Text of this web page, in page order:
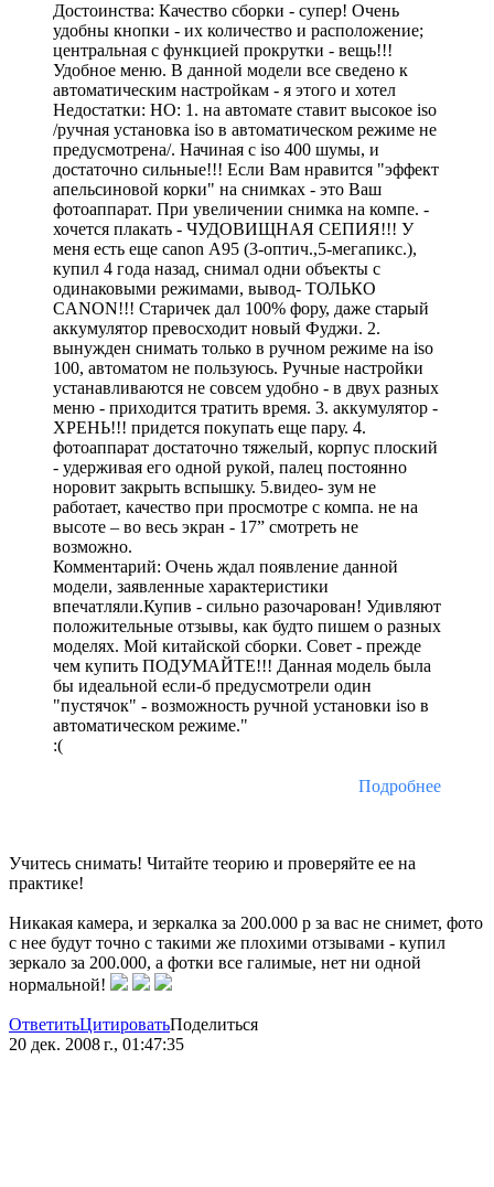
Достоинства: Качество сборки - супер! Очень
удобны кнопки - их количество и расположение;
центральная с функцией прокрутки - вещь!!!
Удобное меню. В данной модели все сведено к
автоматическим настройкам - я этого и хотел
Недостатки: НО: 1. на автомате ставит высокое iso
/ручная установка iso в автоматическом режиме не
предусмотрена/. Начиная с iso 400 шумы, и
достаточно сильные!!! Если Вам нравится "эффект
апельсиновой корки" на снимках - это Ваш
фотоаппарат. При увеличении снимка на компе. -
хочется плакать - ЧУДОВИЩНАЯ СЕПИЯ!!! У
меня есть еще саnon А95 (3-оптич.,5-мегапикс.),
купил 4 года назад, снимал одни объекты с
одинаковыми режимами, вывод- ТОЛЬКО
CANON!!! Старичек дал 100% фору, даже старый
аккумулятор превосходит новый Фуджи. 2.
вынужден снимать только в ручном режиме на iso
100, автоматом не пользуюсь. Ручные настройки
устанавливаются не совсем удобно - в двух разных
меню - приходится тратить время. 3. аккумулятор -
ХРЕНЬ!!! придется покупать еще пару. 4.
фотоаппарат достаточно тяжелый, корпус плоский
- удерживая его одной рукой, палец постоянно
норовит закрыть вспышку. 5.видео- зум не
работает, качество при просмотре с компа. не на
высоте – во весь экран - 17” смотреть не
возможно.
Комментарий: Очень ждал появление данной
модели, заявленные характеристики
впечатляли.Купив - сильно разочарован! Удивляют
положительные отзывы, как будто пишем о разных
моделях. Мой китайской сборки. Совет - прежде
чем купить ПОДУМАЙТЕ!!! Данная модель была
бы идеальной если-б предусмотрели один
"пустячок" - возможность ручной установки iso в
автоматическом режиме."
:(
Подробнее
Учитесь снимать! Читайте теорию и проверяйте ее на
практике!
Никакая камера, и зеркалка за 200.000 р за вас не снимет, фото
с нее будут точно с такими же плохими отзывами - купил
зеркало за 200.000, а фотки все галимые, нет ни одной
нормальной!
ОтветитьЦитироватьПоделиться
20 дек. 2008 г., 01:47:35